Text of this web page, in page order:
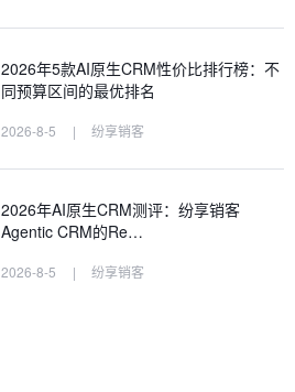
2026年5款AI原生CRM性价比排行榜：不
同预算区间的最优排名
2026-8-5 | 纷享销客
2026年AI原生CRM测评：纷享销客
Agentic CRM的Re…
2026-8-5 | 纷享销客